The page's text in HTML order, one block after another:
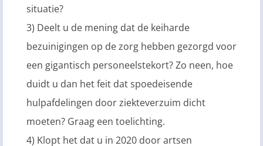
situatie?
3) Deelt u de mening dat de keiharde
bezuinigingen op de zorg hebben gezorgd voor
een gigantisch personeelstekort? Zo neen, hoe
duidt u dan het feit dat spoedeisende
hulpafdelingen door ziekteverzuim dicht
moeten? Graag een toelichting.
4) Klopt het dat u in 2020 door artsen